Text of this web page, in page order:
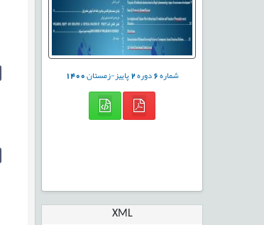
شماره6دوره2پاییز-زمستان1400
XML